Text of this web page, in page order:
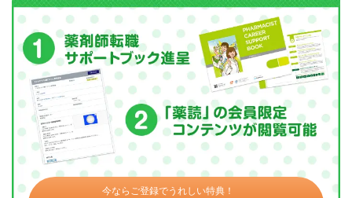
今ならご登録でうれしい特典！